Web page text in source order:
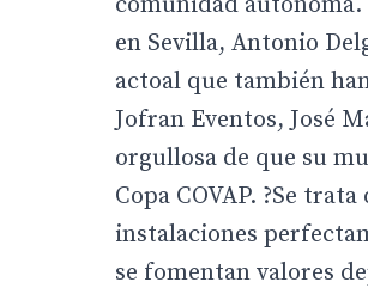
en Sevilla, Antonio
actoal que también
Jofran Eventos, José
orgullosa de que su
Copa COVAP. ?Se
instalaciones
se fomentan valores